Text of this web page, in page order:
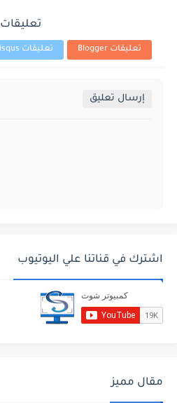
تعليقات
تعليقات Blogger تعليقات Disqus
إرسال تعليق
اشترك في قناتنا علي اليوتيوب
مقال مميز